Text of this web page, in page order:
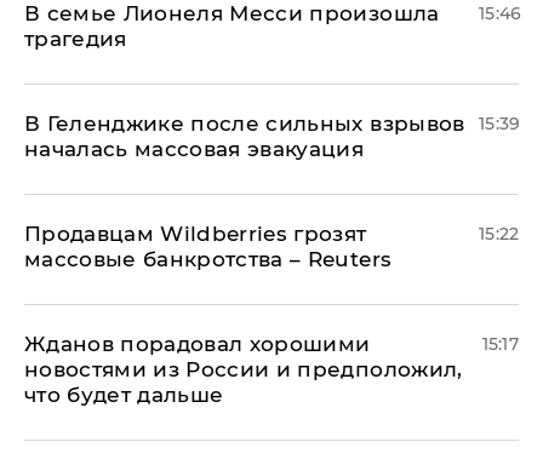
В семье Лионеля Месси произошла
трагедия
15:46
В Геленджике после сильных взрывов
началась массовая эвакуация
15:39
Продавцам Wildberries грозят
массовые банкротства – Reuters
15:22
Жданов порадовал хорошими
новостями из России и предположил,
что будет дальше
15:17